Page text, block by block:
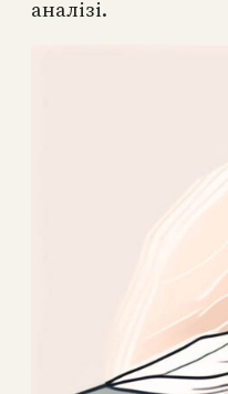
аналізі.